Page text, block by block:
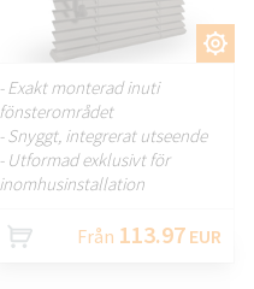
ANPASSA.
- Exakt monterad inuti
fönsterområdet
- Snyggt, integrerat utseende
- Utformad exklusivt för
inomhusinstallation
Från 113.97 EUR